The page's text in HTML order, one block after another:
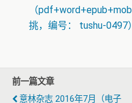
（
挑，编号： tushu-0497）
前一篇文章
意林杂志 2016年7月（电子